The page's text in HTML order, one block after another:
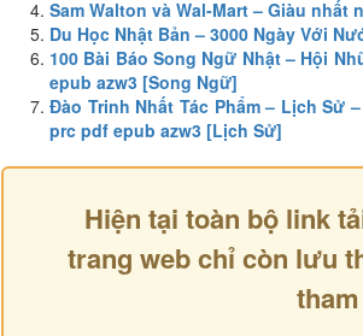
Sam Walton và Wal-Mart – Giàu nhất
Du Học Nhật Bản – 3000 Ngày Với
100 Bài Báo Song Ngữ Nhật – Hội
epub azw3 [Song Ngữ]
Đào Trinh Nhất Tác Phẩm – Lịch Sử
prc pdf epub azw3 [Lịch Sử]
Hiện tại toàn bộ link
trang web chỉ còn lưu